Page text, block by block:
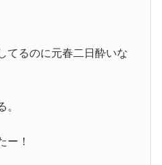
てるのに元春二日酔いな
。
ー！